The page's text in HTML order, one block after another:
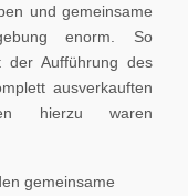
und gemeinsame
enorm. So
der Aufführung des
ausverkauften
hierzu waren
gemeinsame